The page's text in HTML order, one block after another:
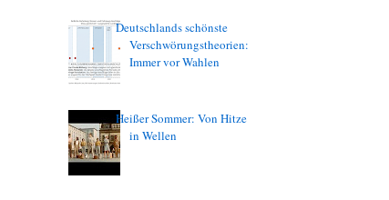
Deutschlands schönste
Verschwörungstheorien:
Immer vor Wahlen
Heißer Sommer: Von Hitze
in Wellen